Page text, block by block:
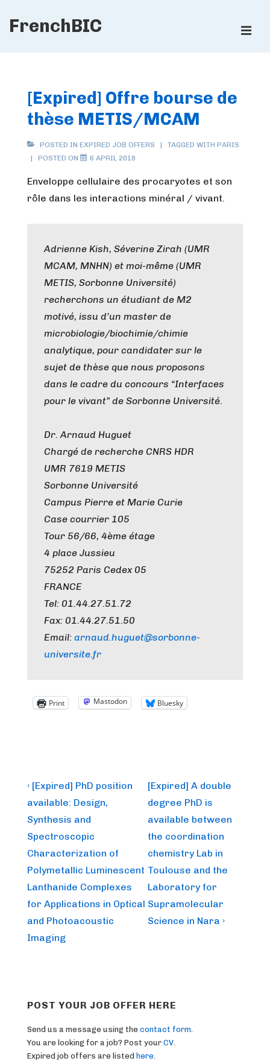
SkipFrenchBIC
[Expired] Offre bourse de
thèse METIS/MCAM
POSTED IN EXPIRED JOB OFFERS TAGGED WITH PARIS
POSTED ON
6 APRIL 2018
Enveloppe cellulaire des procaryotes et son
rôle dans les interactions minéral / vivant.
Adrienne Kish, Séverine Zirah (UMR
MCAM, MNHN) et moi-même (UMR
METIS, Sorbonne Université)
recherchons un étudiant de M2
motivé, issu d’un master de
microbiologie/biochimie/chimie
analytique, pour candidater sur le
sujet de thèse que nous proposons
dans le cadre du concours “Interfaces
pour le vivant” de Sorbonne Université.
Dr. Arnaud Huguet
Chargé de recherche CNRS HDR
UMR 7619 METIS
Sorbonne Université
Campus Pierre et Marie Curie
Case courrier 105
Tour 56/66, 4ème étage
4 place Jussieu
75252 Paris Cedex 05
FRANCE
Tel: 01.44.27.51.72
Fax: 01.44.27.51.50
Email: arnaud.huguet@sorbonne-
universite.fr
Print Mastodon Bluesky
Post
navigation
Previous
Post
is
‹ [Expired] PhD position
available: Design,
Synthesis and
Spectroscopic
Characterization of
Polymetallic Luminescent
Lanthanide Complexes
for Applications in Optical
and Photoacoustic
Imaging
Next
Post
is
[Expired] A double
degree PhD is
available between
the coordination
chemistry Lab in
Toulouse and the
Laboratory for
Supramolecular
Science in Nara ›
POST YOUR JOB OFFER HERE
Send us a message using the contact form
You are looking for a job? Post your CV
Expired job offers are listed here